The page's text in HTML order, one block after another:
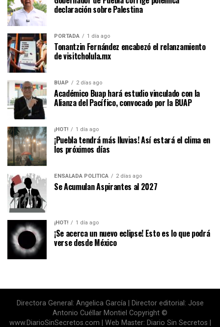
declaración sobre Palestina
PORTADA 1 día ago
Tonantzin Fernández encabezó el relanzamiento
de visitcholula.mx
BUAP 2 días ago
Académico Buap hará estudio vinculado con la
Alianza del Pacífico, convocado por la BUAP
¡HOT! 1 día ago
¡Puebla tendrá más lluvias! Así estará el clima en
los próximos días
ENSALADA POLÍTICA 2 días ago
Se Acumulan Aspirantes al 2027
¡HOT! 1 día ago
¡Se acerca un nuevo eclipse! Esto es lo que podrá
verse desde México
Directora General: Angelica García | Director editorial: Jose
Antonio Cuéllar Montiel Copyright ©
www.DiarioSinSecretos.com | Web Master: Diario Sin Secretos |